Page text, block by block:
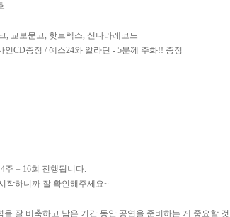
.
, 교보문고, 핫트렉스, 신나라레코드
CD증정 / 예스24와 알라딘 - 5분께 주화!! 증정
주 = 16회 진행됩니다.
작하니까 잘 확인해주세요~
잘 비축하고 남은 기간 동안 공연을 준비하는 게 중요할